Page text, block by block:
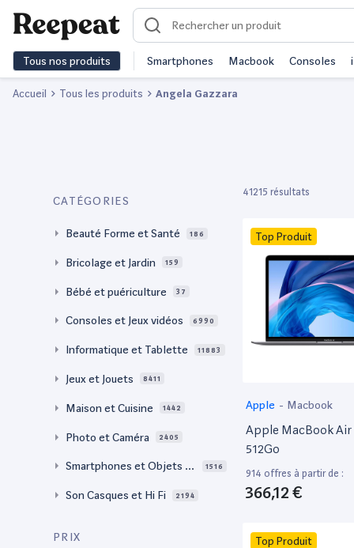
Tous nos produits Smartphones Macbook Consoles
Accueil Tous les produits Angela Gazzara
CATÉGORIES
Beauté Forme et Santé 186
Bricolage et Jardin 159
Bébé et puériculture 37
Consoles et Jeux vidéos 6990
Informatique et Tablette 11883
Jeux et Jouets 8411
Maison et Cuisine 1442
Photo et Caméra 2405
Smartphones et Objets c
1516
Son Casques et Hi Fi 2194
PRIX
41215 résultats
Top Produit
Apple - Macbook
Apple MacBook Air
512Go
914 offres à partir de :
366,12 €
Top Produit